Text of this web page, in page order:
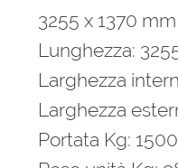
3255 x 1370 mm
Lunghezza:
Larghezza
Larghezza
Portata Kg: